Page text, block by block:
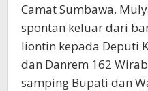
Camat Sumbawa,
spontan keluar dari
liontin kepada Deputi
dan Danrem 162
samping Bupati dan